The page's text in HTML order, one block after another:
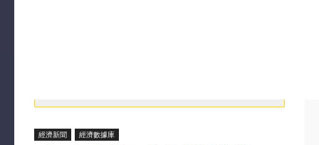
經濟新聞 經濟數據庫